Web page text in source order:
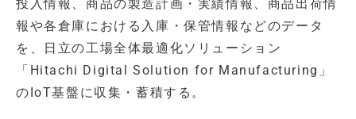
投入情報、商品の製造計画・実績情報、商品出荷情
報や各倉庫における入庫・保管情報などのデータ
を、日立の工場全体最適化ソリューション
「Hitachi Digital Solution for Manufacturing」
のIoT基盤に収集・蓄積する。